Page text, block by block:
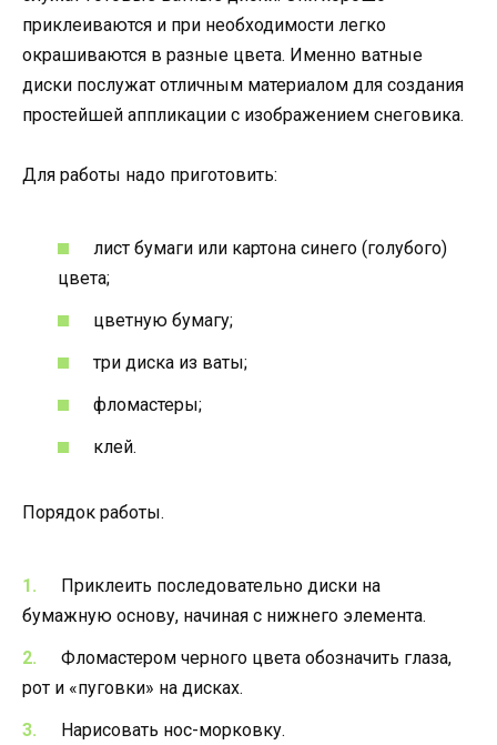
приклеиваются и при необходимости легко
окрашиваются в разные цвета. Именно ватные
диски послужат отличным материалом для создания
простейшей аппликации с изображением снеговика.
Для работы надо приготовить:
лист бумаги или картона синего (голубого)
цвета;
цветную бумагу;
три диска из ваты;
фломастеры;
клей.
Порядок работы.
Приклеить последовательно диски на
бумажную основу, начиная с нижнего элемента.
Фломастером черного цвета обозначить глаза,
рот и «пуговки» на дисках.
Нарисовать нос-морковку.